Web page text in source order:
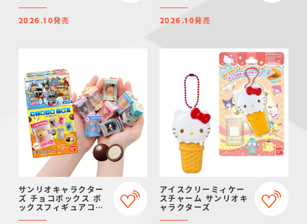
2026.10発売 2026.10発売
サンリオキャラクター
ズ チョコボックス ボ
ックスフィギュアコレ
アイスクリーミィケー
スチャーム サンリオキ
ャラクターズ